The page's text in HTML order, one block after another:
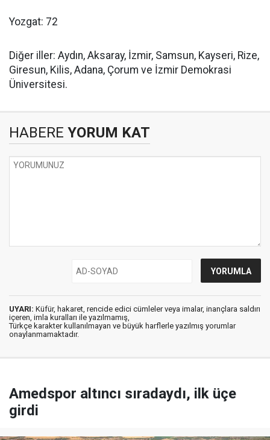
Yozgat: 72
Diğer iller: Aydın, Aksaray, İzmir, Samsun, Kayseri, Rize,
Giresun, Kilis, Adana, Çorum ve İzmir Demokrasi
Üniversitesi.
HABERE YORUM KAT
UYARI: Küfür, hakaret, rencide edici cümleler veya imalar, inançlara saldırı
içeren, imla kuralları ile yazılmamış,
Türkçe karakter kullanılmayan ve büyük harflerle yazılmış yorumlar
onaylanmamaktadır.
Amedspor altıncı sıradaydı, ilk üçe
girdi